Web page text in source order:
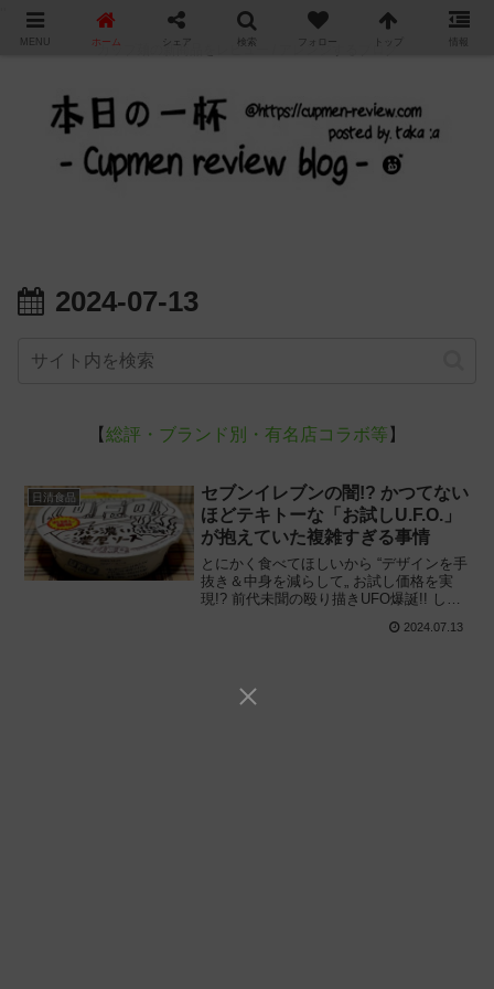
カップ麺の新商品をレビュー / アレンジするブログ
2024-07-13
【総評・ブランド別・有名店コラボ等 】
日清食品
セブンイレブンの闇!? かつてない
ほどテキトーな「お試しU.F.O.」
が抱えていた複雑すぎる事情
とにかく食べてほしいから “デザインを手
抜き＆中身を減らして„ お試し価格を実
現!? 前代未聞の殴り描きUFO爆誕!! しか
イレブン×日清食品「お試しU.F.O.」を食
2024.07.13
MENU ホーム シェア 検索 フォロー トップ 情報